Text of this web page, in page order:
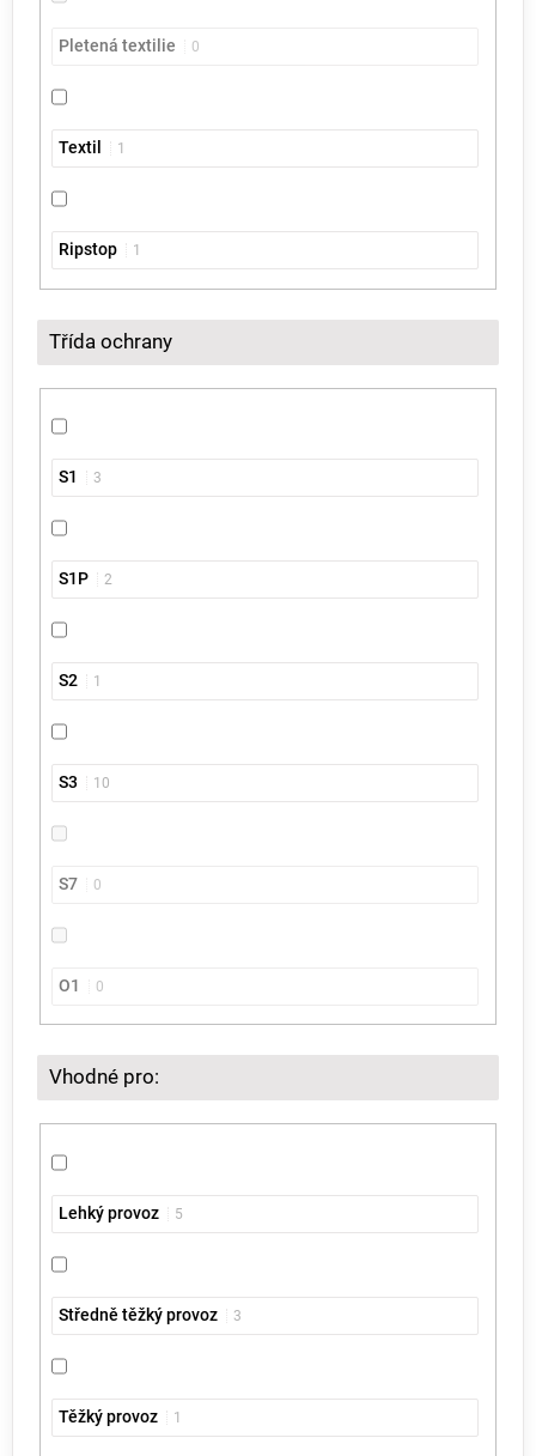
Pletená textilie 0
Textil 1
Ripstop 1
Třída ochrany
S1 3
S1P 2
S2 1
S3 10
S7 0
O1 0
Vhodné pro:
Lehký provoz 5
Středně těžký provoz 3
Těžký provoz 1